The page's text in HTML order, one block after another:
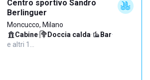
Centro sportivo Sandro
Berlinguer
Moncucco, Milano
Cabine· Doccia calda· Bar·
e altri 1…